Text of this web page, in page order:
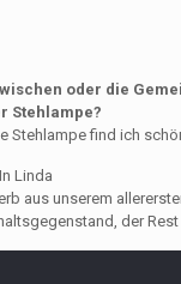
oder die
Stehlampe?
Stehlampe find ich
Linda
aus unserem
der